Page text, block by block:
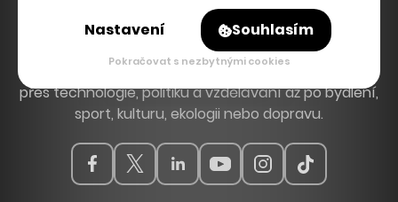
Hlavní zdroj inspirace. Věnujeme se tématům, která
hýbou Českem a světem, od byznysu a startupů
přes technologie, politiku a vzdělávání až po bydlení,
sport, kulturu, ekologii nebo dopravu.
Nastavení Souhlasím
Pokračovat s nezbytnými cookies